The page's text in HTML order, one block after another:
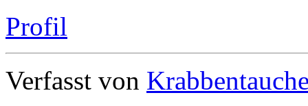
Profil
Verfasst von